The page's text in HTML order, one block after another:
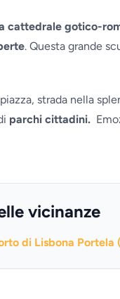
cattedrale gotico-
. Questa grande
strada nella
parchi cittadini.
vicinanze
di Lisbona Portela